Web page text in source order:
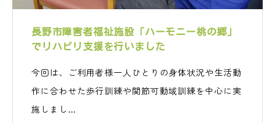
長野市障害者福祉施設「ハーモニー桃の郷」
でリハビリ支援を行いました
今回は、ご利用者様一人ひとりの身体状況や生活動
作に合わせた歩行訓練や関節可動域訓練を中心に実
施しまし…